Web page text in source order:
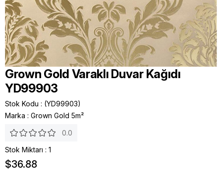
Grown Gold Varaklı Duvar Kağıdı
YD99903
Stok Kodu
(YD99903)
Marka : Grown Gold 5m²
0.0
Stok Miktarı : 1
$36.88